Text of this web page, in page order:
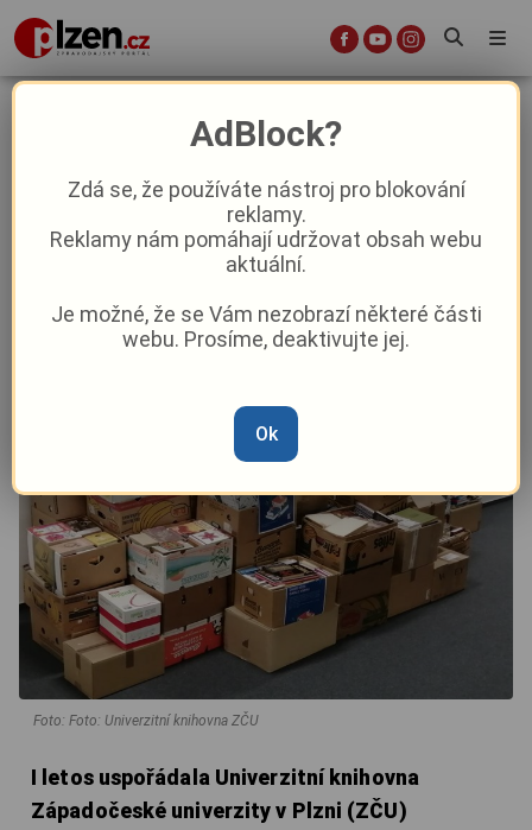
Univerzitní knihovna ZČU
uspořádala již sedmý ročník sbírky
knih!
Kultura
Peggy Kýrová –16. 3. 2024 16:12
Foto: Foto: Univerzitní knihovna ZČU
I letos uspořádala Univerzitní knihovna
Západočeské univerzity v Plzni (ZČU)
AdBlock?
Zdá se, že používáte nástroj pro blokování
reklamy.
Reklamy nám pomáhají udržovat obsah webu
aktuální.
Je možné, že se Vám nezobrazí některé části
webu. Prosíme, deaktivujte jej.
Ok